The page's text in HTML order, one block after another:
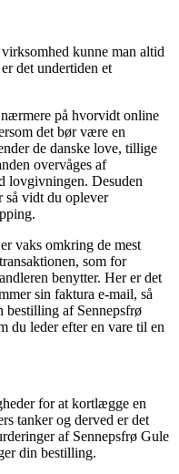
kunne man altid
det undertiden et
på hvorvidt online
det bør være en
de danske love, tillige
overvåges af
lovgivningen. Desuden
så vidt du oplever
vaks omkring de mest
som for
benytter. Her er det
sin faktura e-mail, så
bestilling af Sennepsfrø
leder efter en vare til en
for at kortlægge en
tanker og derved er det
af Sennepsfrø Gule
din bestilling.